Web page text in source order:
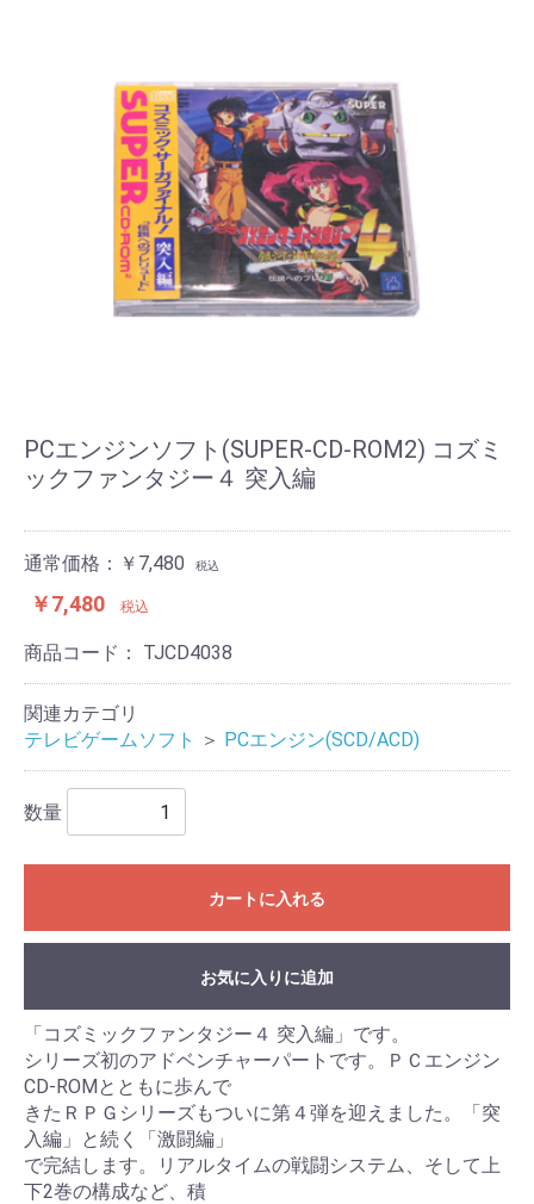
PCエンジンソフト(SUPER-CD-ROM2) コズミ
ックファンタジー４ 突入編
通常価格：￥7,480 税込
￥7,480 税込
商品コード： TJCD4038
関連カテゴリ
テレビゲームソフト
＞ PCエンジン(SCD/ACD)
数量
カートに入れる
お気に入りに追加
「コズミックファンタジー４ 突入編」です。
シリーズ初のアドベンチャーパートです。ＰＣエンジン
CD-ROMとともに歩んで
きたＲＰＧシリーズもついに第４弾を迎えました。「突
入編」と続く「激闘編」
で完結します。リアルタイムの戦闘システム、そして上
下2巻の構成など、積